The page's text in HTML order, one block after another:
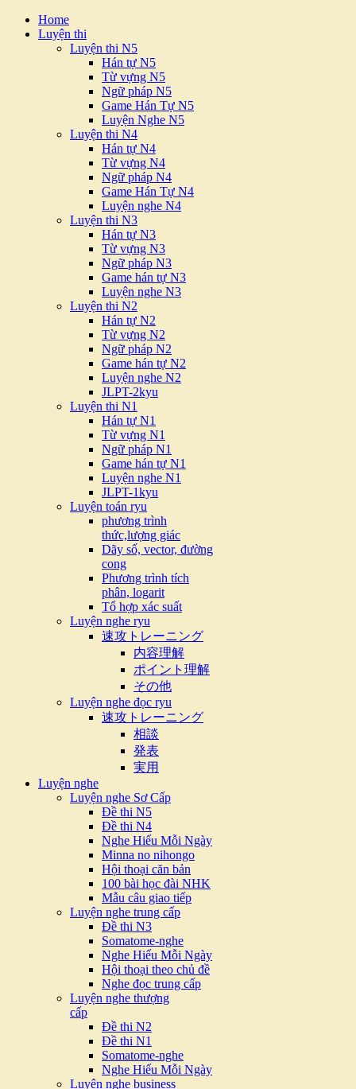
Home
Luyện thi
Luyện thi N5
Hán tự N5
Từ vựng N5
Ngữ pháp N5
Game Hán Tự N5
Luyện Nghe N5
Luyện thi N4
Hán tự N4
Từ vựng N4
Ngữ pháp N4
Game Hán Tự N4
Luyện nghe N4
Luyện thi N3
Hán tự N3
Từ vựng N3
Ngữ pháp N3
Game hán tự N3
Luyện nghe N3
Luyện thi N2
Hán tự N2
Từ vựng N2
Ngữ pháp N2
Game hán tự N2
Luyện nghe N2
JLPT-2kyu
Luyện thi N1
Hán tự N1
Từ vựng N1
Ngữ pháp N1
Game hán tự N1
Luyện nghe N1
JLPT-1kyu
Luyện toán ryu
phương trình
thức,lượng giác
Dãy số, vector, đường
cong
Phương trình tích
phân, logarit
Tổ hợp xác suất
Luyện nghe ryu
速攻トレーニング
内容理解
ポイント理解
その他
Luyện nghe đọc ryu
速攻トレーニング
相談
発表
実用
Luyện nghe
Luyện nghe Sơ Cấp
Đề thi N5
Đề thi N4
Nghe Hiểu Mỗi Ngày
Minna no nihongo
Hội thoại căn bản
100 bài học đài NHK
Mẫu câu giao tiếp
Luyện nghe trung cấp
Đề thi N3
Somatome-nghe
Nghe Hiểu Mỗi Ngày
Hội thoại theo chủ đề
Nghe đọc trung cấp
Luyện nghe thượng
cấp
Đề thi N2
Đề thi N1
Somatome-nghe
Nghe Hiểu Mỗi Ngày
Luyện nghe business